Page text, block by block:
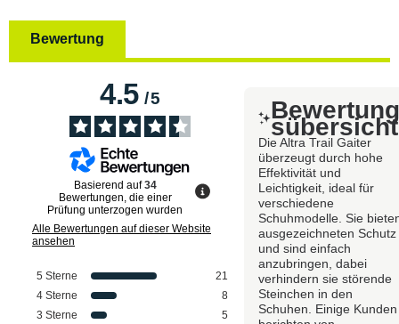
Bewertung
4.5/5
Basierend auf34
Bewertungen, die einer
Prüfung unterzogen wurden
Alle Bewertungen auf dieser Website
ansehen
5 Sterne
21
4 Sterne
8
3 Sterne
5
sübersicht
Die Altra Trail Gaiter
überzeugt durch hohe
Effektivität und
Leichtigkeit, ideal für
verschiedene
Schuhmodelle. Sie
ausgezeichneten Schutz
und sind einfach
anzubringen, dabei
verhindern sie störende
Steinchen in den
Schuhen. Einige Kunden